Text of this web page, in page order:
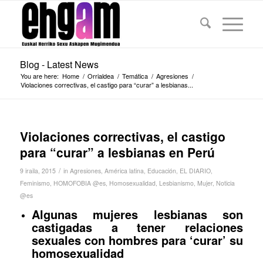
Blog - Latest News
You are here: Home / Orrialdea / Temática / Agresiones /
Violaciones correctivas, el castigo para “curar” a lesbianas...
Violaciones correctivas, el castigo
para “curar” a lesbianas en Perú
9 iraila, 2015 / in Agresiones, América latina, Educación, EL DIARIO,
Feminismo, HOMOFOBIA @es, Homosexualidad, Lesbianismo, Mujer, Noticia
@es
Algunas mujeres lesbianas son
castigadas a tener relaciones
sexuales con hombres para ‘curar’ su
homosexualidad